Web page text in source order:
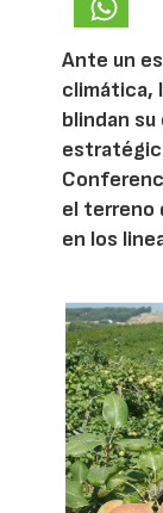
Ante un
climática,
blindan
el terreno
en los